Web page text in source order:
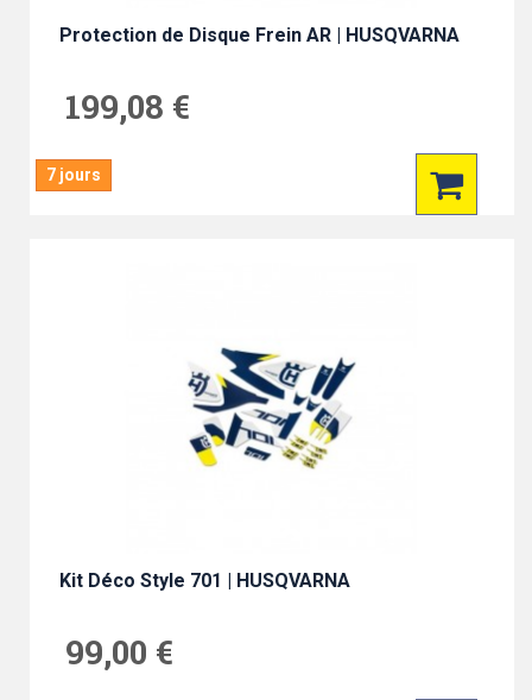
Protection de Disque Frein AR | HUSQVARNA
199,08 €
7 jours
Kit Déco Style 701 | HUSQVARNA
99,00 €